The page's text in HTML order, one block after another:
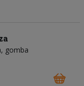
gomba